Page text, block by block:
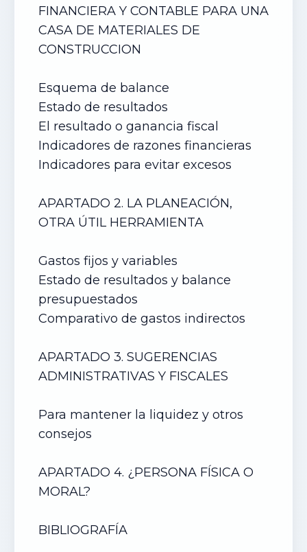
FINANCIERA Y CONTABLE PARA UNA
CASA DE MATERIALES DE
CONSTRUCCION
Esquema de balance
Estado de resultados
El resultado o ganancia fiscal
Indicadores de razones financieras
Indicadores para evitar excesos
APARTADO 2. LA PLANEACIÓN,
OTRA ÚTIL HERRAMIENTA
Gastos fijos y variables
Estado de resultados y balance
presupuestados
Comparativo de gastos indirectos
APARTADO 3. SUGERENCIAS
ADMINISTRATIVAS Y FISCALES
Para mantener la liquidez y otros
consejos
APARTADO 4. ¿PERSONA FÍSICA O
MORAL?
BIBLIOGRAFÍA